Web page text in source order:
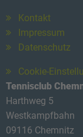
Kontakt
Impressum
Datenschutz
Cookie-
Tennisclub
Harthweg 5
Westkampfbahn
09116 Chemnitz